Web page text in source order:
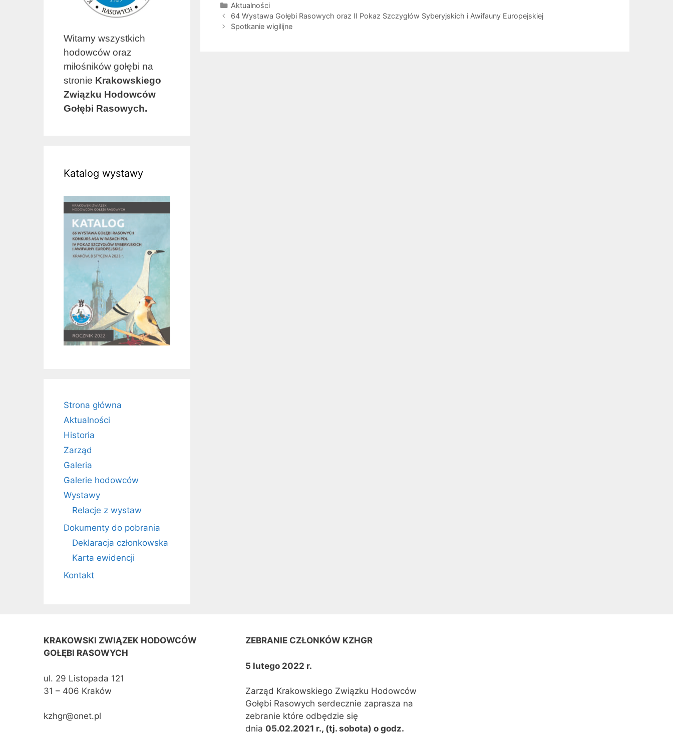
Kategorie
Aktualności
Zobacz
wpisy
64 Wystawa Gołębi Rasowych oraz II Pokaz Szczygłów Syberyjskich i Awifauny Europejskiej
Spotkanie wigilijne
Witamy wszystkich
hodowców oraz
miłośników gołębi na
stronie Krakowskiego
Związku Hodowców
Gołębi Rasowych.
Katalog wystawy
Strona główna
Aktualności
Historia
Zarząd
Galeria
Galerie hodowców
Wystawy
Relacje z wystaw
Dokumenty do pobrania
Deklaracja członkowska
Karta ewidencji
Kontakt
KRAKOWSKI ZWIĄZEK HODOWCÓW
GOŁĘBI RASOWYCH
ul. 29 Listopada 121
31 – 406 Kraków
kzhgr@onet.pl
ZEBRANIE CZŁONKÓW KZHGR
5 lutego 2022 r.
Zarząd Krakowskiego Związku Hodowców
Gołębi Rasowych serdecznie zaprasza na
zebranie które odbędzie się
dnia 05.02.2021 r., (tj. sobota) o godz.